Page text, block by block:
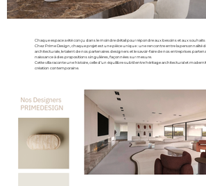
Chaque espace a été conçu dans le moindre détail pour répondre aux besoins et aux souhaits
Chez Prime Design, chaque projet est une pièce unique : une rencontre entre la personnalité
architecturale, le talent de nos partenaires designers et le savoir-faire de nos entreprises
naissance à des propositions singulières, façonnées sur mesure.
Cette villa raconte une histoire, celle d’un équilibre subtil entre héritage architectural et
création contemporaine.